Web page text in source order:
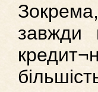
завжди